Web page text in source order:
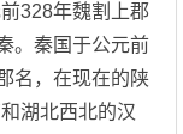
328年魏割上郡
。秦国于公元前
名，在现在的陕
湖北西北的汉